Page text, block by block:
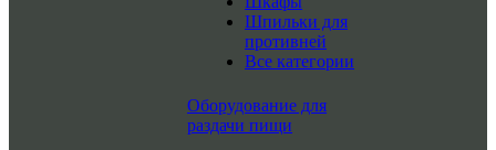
Шпильки для
противней
Все категории
Оборудование для
раздачи пищи